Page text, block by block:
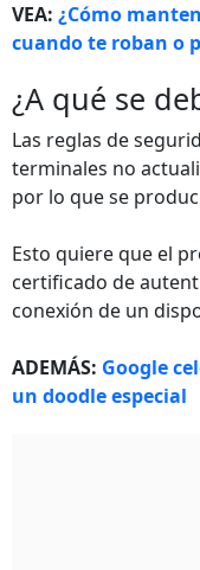
VEA: ¿Cómo
cuando te roban o
¿A qué se
Las reglas de
terminales no
por lo que se
Esto quiere que el
certificado de
conexión de un
ADEMÁS: Google
un doodle especial